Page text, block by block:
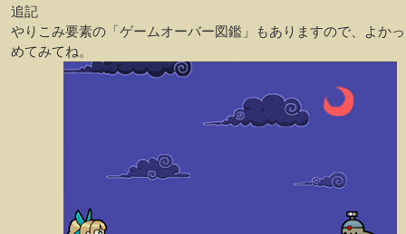
追記
やりこみ要素の「ゲームオーバー図鑑」もありますので、よか
めてみてね。